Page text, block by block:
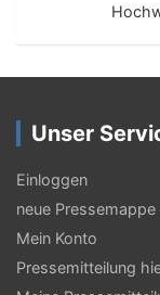
t
r
a
g
s
-
N
Unser
Einloggen
neue
Mein Konto
Pressemitteilung